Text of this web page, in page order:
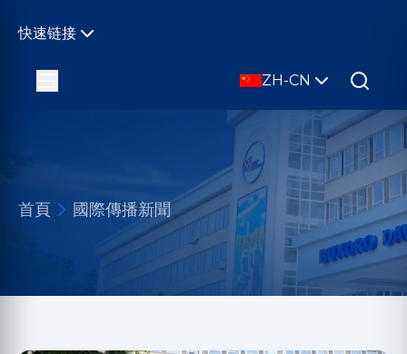
快速链接
ZH-CN
首頁 國際傳播新聞